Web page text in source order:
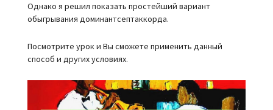
Однако я решил показать простейший вариант
обыгрывания доминантсептаккорда.
Посмотрите урок и Вы сможете применить данный
способ и других условиях.